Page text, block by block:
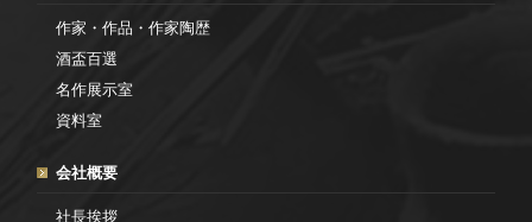
作家・作品・作家陶歴
酒盃百選
名作展示室
資料室
会社概要
社長挨拶